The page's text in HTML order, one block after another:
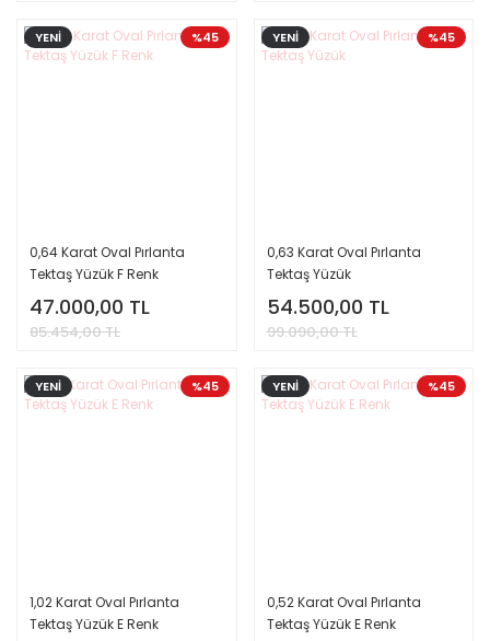
%45
YENİ
0,64 Karat Oval Pırlanta
Tektaş Yüzük F Renk
47.000,00 TL
85.454,00 TL
%45
YENİ
0,63 Karat Oval Pırlanta
Tektaş Yüzük
54.500,00 TL
99.090,00 TL
%45
YENİ
1,02 Karat Oval Pırlanta
Tektaş Yüzük E Renk
%45
YENİ
0,52 Karat Oval Pırlanta
Tektaş Yüzük E Renk